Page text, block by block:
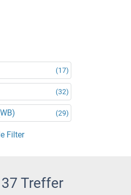
(17)
(32)
(29)
Filter
37 Treffer